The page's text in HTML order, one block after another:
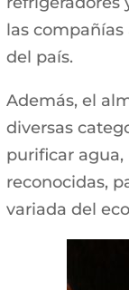
las
del país.
Además, el
diversas
purificar agua,
reconocidas,
variada del